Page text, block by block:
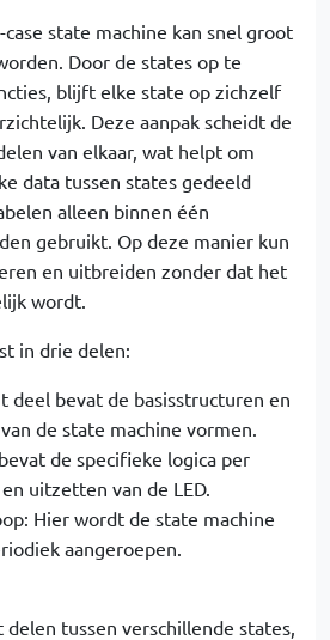
case state machine kan snel groot
Door de states op te
blijft elke state op zichzelf
Deze aanpak scheidt de
van elkaar, wat helpt om
data tussen states gedeeld
alleen binnen één
gebruikt. Op deze manier kun
en uitbreiden zonder dat het
wordt.
in drie delen:
deel bevat de basisstructuren en
de state machine vormen.
de specifieke logica per
uitzetten van de LED.
Hier wordt de state machine
aangeroepen.
tussen verschillende states,